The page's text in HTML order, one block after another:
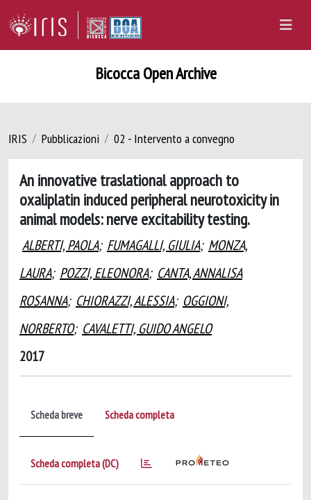
Bicocca Open Archive
IRIS Pubblicazioni 02 - Intervento a convegno
An innovative traslational approach to
oxaliplatin induced peripheral neurotoxicity in
animal models: nerve excitability testing.
ALBERTI, PAOLA; FUMAGALLI, GIULIA; MONZA,
LAURA; POZZI, ELEONORA; CANTA, ANNALISA
ROSANNA; CHIORAZZI, ALESSIA; OGGIONI,
NORBERTO; CAVALETTI, GUIDO ANGELO
2017
Scheda breve Scheda completa
Scheda completa (DC)